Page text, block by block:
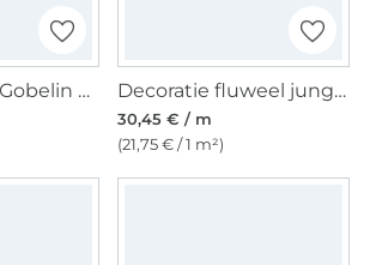
Decoratiestof Gobelin cranes, zwart Decoratie fluweel jungle, olijfgroen
30,45 € / m
(21,75 € / 1 m²)